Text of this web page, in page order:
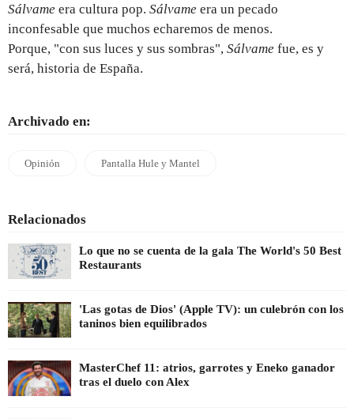
Sálvame era cultura pop. Sálvame era un pecado
inconfesable que muchos echaremos de menos.
Porque, "con sus luces y sus sombras", Sálvame fue, es y
será, historia de España.
Archivado en:
Opinión Pantalla Hule y Mantel
Relacionados
Lo que no se cuenta de la gala The World's 50 Best
Restaurants
'Las gotas de Dios' (Apple TV): un culebrón con los
taninos bien equilibrados
MasterChef 11: atrios, garrotes y Eneko ganador
tras el duelo con Alex